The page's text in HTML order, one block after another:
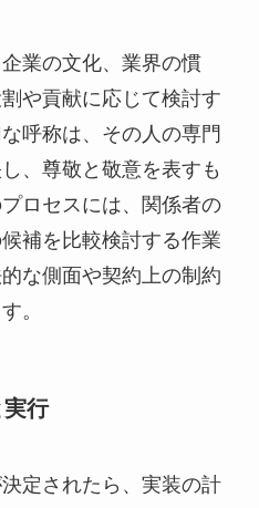
業の文化、業界の慣
や貢献に応じて検討す
呼称は、その人の専門
、尊敬と敬意を表すも
ロセスには、関係者の
補を比較検討する作業
な側面や契約上の制約
。
行
定されたら、実装の計